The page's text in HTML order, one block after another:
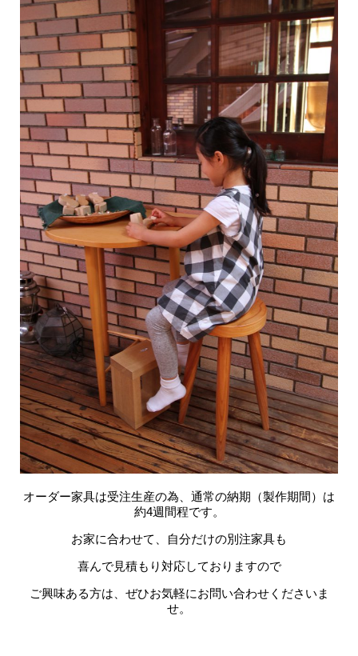
オーダー家具は受注生産の為、通常の納期（製作期間）は
約4週間程です。
お家に合わせて、自分だけの別注家具も
喜んで見積もり対応しておりますので
ご興味ある方は、ぜひお気軽にお問い合わせくださいま
せ。